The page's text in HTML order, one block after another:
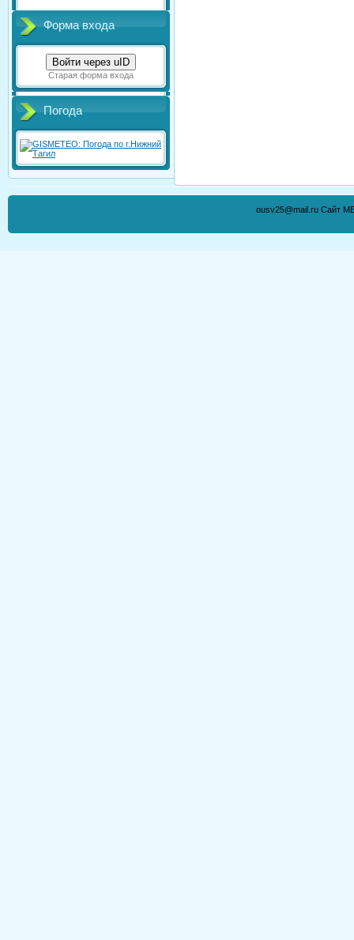
Форма входа
Войти через uID
Старая форма входа
Погода
ousv25@mail.ru Сайт